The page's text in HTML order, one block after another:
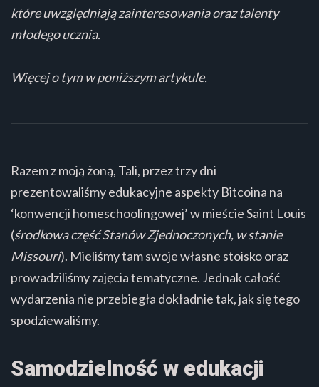
które uwzględniają zainteresowania oraz talenty
młodego ucznia.
Więcej o tym w poniższym artykule.
Razem z moją żoną, Tali, przez trzy dni
prezentowaliśmy edukacyjne aspekty Bitcoina na
‘konwencji homeschoolingowej’ w mieście Saint Louis
(środkowa część Stanów Zjednoczonych, w stanie
Missouri). Mieliśmy tam swoje własne stoisko oraz
prowadziliśmy zajęcia tematyczne. Jednak całość
wydarzenia nie przebiegła dokładnie tak, jak się tego
spodziewaliśmy.
Samodzielność w edukacji